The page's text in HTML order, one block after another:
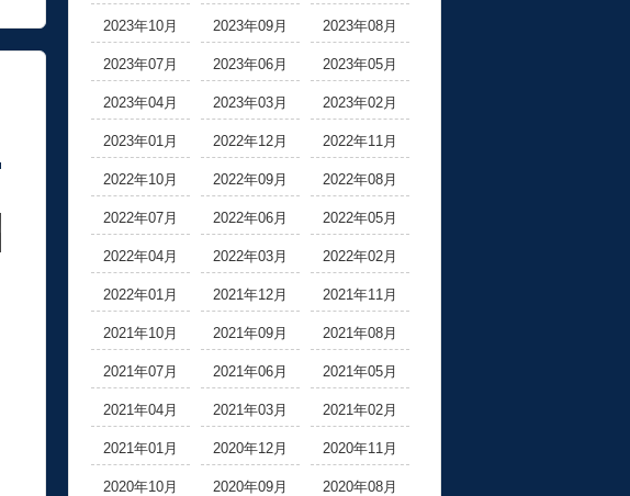
2023年10月 2023年09月 2023年08月
2023年07月 2023年06月 2023年05月
2023年04月 2023年03月 2023年02月
2023年01月 2022年12月 2022年11月
2022年10月 2022年09月 2022年08月
2022年07月 2022年06月 2022年05月
2022年04月 2022年03月 2022年02月
2022年01月 2021年12月 2021年11月
2021年10月 2021年09月 2021年08月
2021年07月 2021年06月 2021年05月
2021年04月 2021年03月 2021年02月
2021年01月 2020年12月 2020年11月
2020年10月 2020年09月 2020年08月